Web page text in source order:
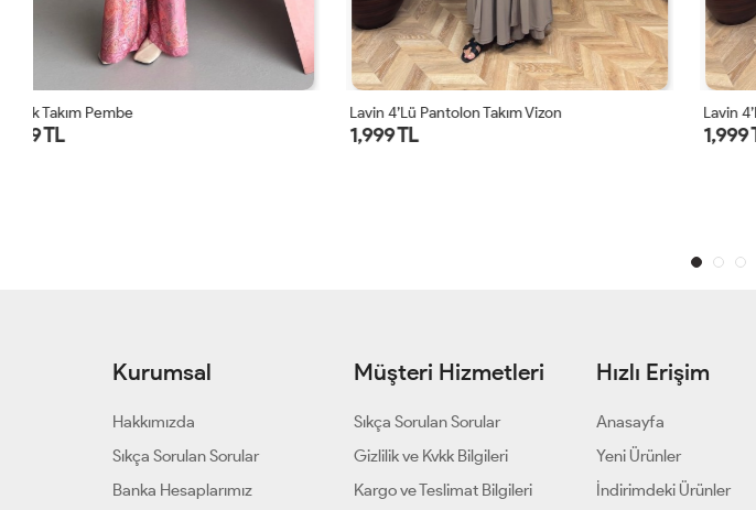
Lavin 4’lü Pantolon Takım Vizon
1,999 TL
Lavin 4’lü Pantolon Takım Siyah
1,999 TL
Kurumsal
Hakkımızda
Sıkça Sorulan Sorular
Banka Hesaplarımız
Müşteri Hizmetleri
Sıkça Sorulan Sorular
Gizlilik ve Kvkk Bilgileri
Kargo ve Teslimat Bilgileri
Hızlı Erişim
Anasayfa
Yeni Ürünler
İndirimdeki Ürünler